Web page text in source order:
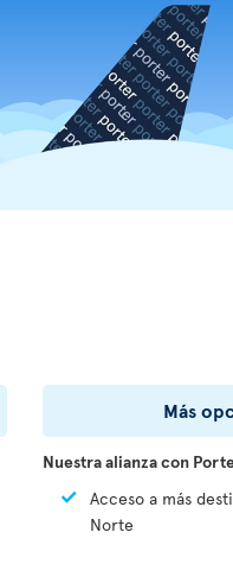
Más
Nuestra alianza con
Acceso a más
Norte